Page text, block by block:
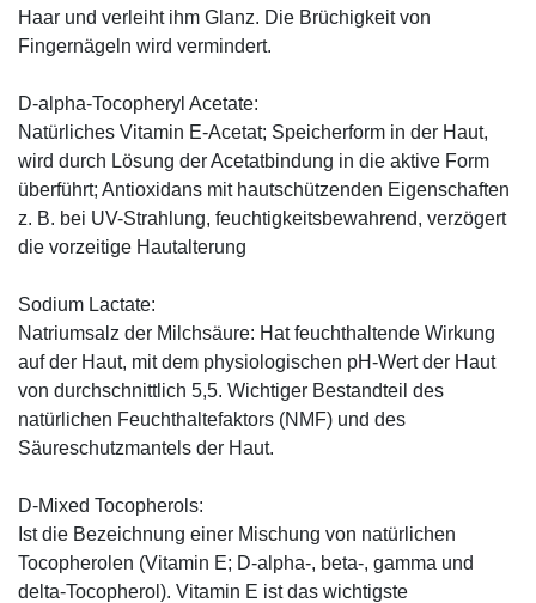
Haar und verleiht ihm Glanz. Die Brüchigkeit von
Fingernägeln wird vermindert.
D-alpha-Tocopheryl Acetate:
Natürliches Vitamin E-Acetat; Speicherform in der Haut,
wird durch Lösung der Acetatbindung in die aktive Form
überführt; Antioxidans mit hautschützenden Eigenschaften
z. B. bei UV-Strahlung, feuchtigkeitsbewahrend, verzögert
die vorzeitige Hautalterung
Sodium Lactate:
Natriumsalz der Milchsäure: Hat feuchthaltende Wirkung
auf der Haut, mit dem physiologischen pH-Wert der Haut
von durchschnittlich 5,5. Wichtiger Bestandteil des
natürlichen Feuchthaltefaktors (NMF) und des
Säureschutzmantels der Haut.
D-Mixed Tocopherols:
Ist die Bezeichnung einer Mischung von natürlichen
Tocopherolen (Vitamin E; D-alpha-, beta-, gamma und
delta-Tocopherol). Vitamin E ist das wichtigste